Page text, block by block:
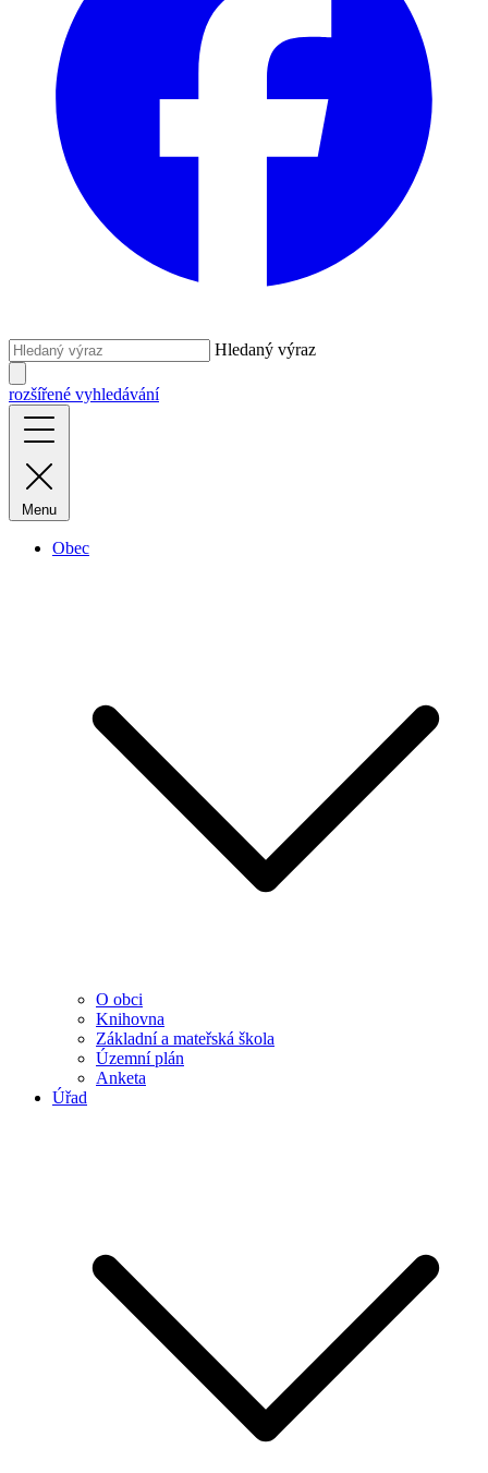
Hledaný výraz
rozšířené vyhledávání
Menu
Obec
O obci
Knihovna
Základní a mateřská škola
Územní plán
Anketa
Úřad